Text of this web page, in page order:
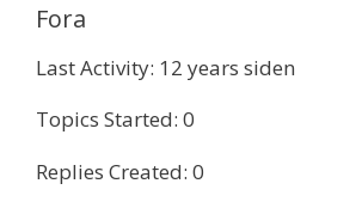
Fora
Last Activity: 12 years siden
Topics Started: 0
Replies Created: 0